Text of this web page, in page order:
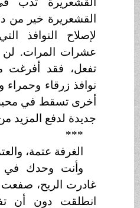
القشعريرة خير من
لإصلاح النوافذ
عشرات المرات. لن
تفعل، فقد أفرغت
نوافذ زرقاء وحمراء
أخرى تسقط في محيط
جديدة لدفع المزيد من
***
الغرفة عتمة،
وأنت وحدك في
غادرت الريح، صفعت
انطلقت دون أن